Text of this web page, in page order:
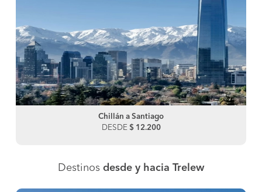
Chillán a Santiago
DESDE $ 12.200
Destinos desde y hacia Trelew